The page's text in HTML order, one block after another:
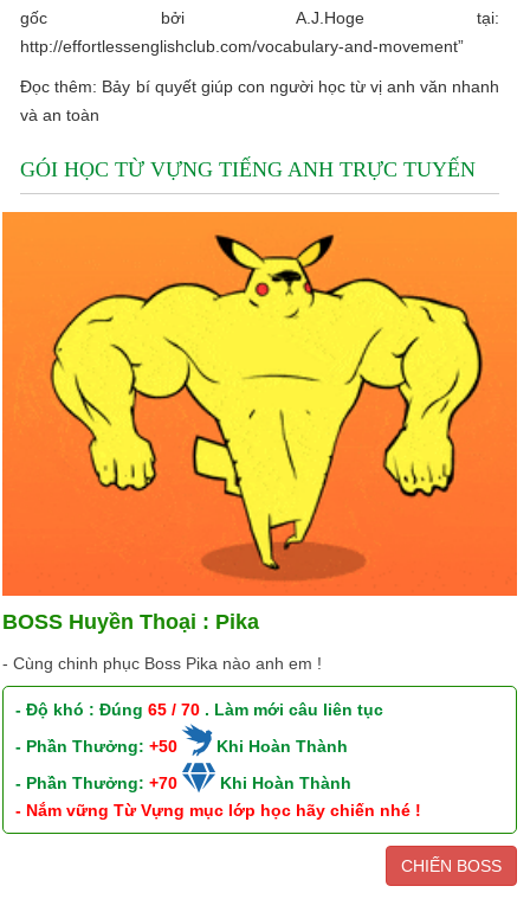
gốc bởi A.J.Hoge tại:
http://effortlessenglishclub.com/vocabulary-and-movement”
Đọc thêm: Bảy bí quyết giúp con người học từ vị anh văn nhanh
và an toàn
GÓI HỌC TỪ VỰNG TIẾNG ANH TRỰC TUYẾN
BOSS Huyền Thoại : Pika
- Cùng chinh phục Boss Pika nào anh em !
- Độ khó : Đúng65 / 70 . Làm mới câu liên tục
- Phần Thưởng:+50
Khi Hoàn Thành
- Phần Thưởng:+70
Khi Hoàn Thành
- Nắm vững Từ Vựng mục lớp học hãy chiến nhé !
CHIẾN BOSS